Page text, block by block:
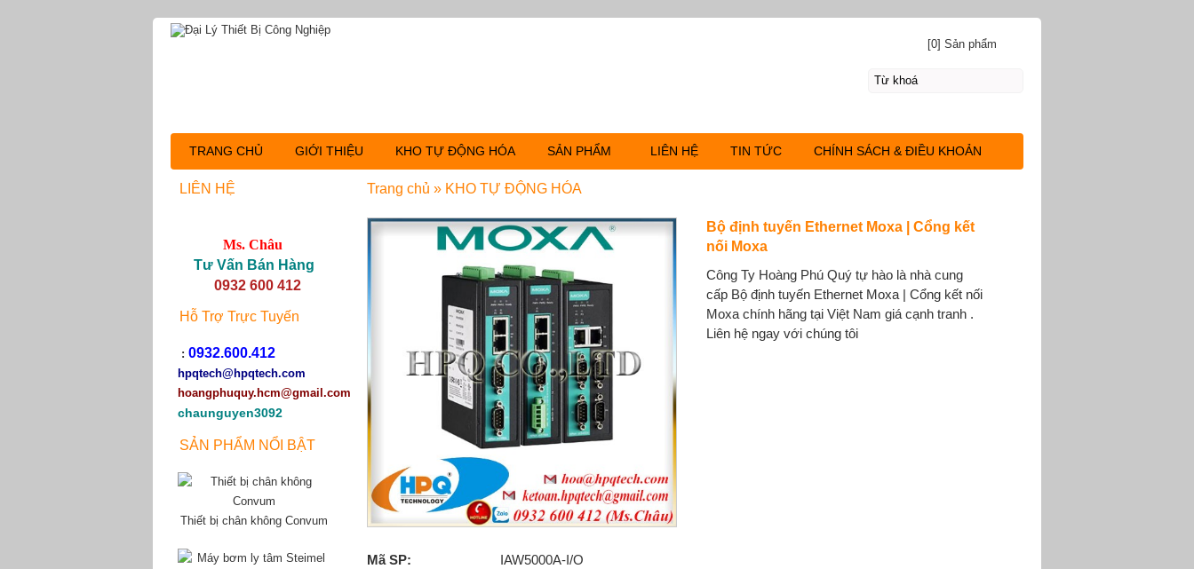
Bộ định tuyến Ethernet Moxa | Cổng kết
nối Moxa
Công Ty Hoàng Phú Quý tự hào là nhà cung
cấp Bộ định tuyến Ethernet Moxa | Cổng kết nối
Moxa chính hãng tại Việt Nam giá cạnh tranh .
Liên hệ ngay với chúng tôi
Mã SP:
IAW5000A-I/O
Trang chủ » KHO TỰ ĐỘNG HÓA
LIÊN HỆ
Ms. Châu
Tư Vấn Bán Hàng
0932 600 412
Hỗ Trợ Trực Tuyến
: 0932.600.412
hpqtech@hpqtech.com
hoangphuquy.hcm@gmail.com
chaunguyen3092
SẢN PHẨM NỔI BẬT
Thiết bị chân không Convum
[0] Sản phẩm
TRANG CHỦ GIỚI THIỆU KHO TỰ ĐỘNG HÓA SẢN PHẨM LIÊN HỆ TIN TỨC CHÍNH SÁCH & ĐIỀU KHOẢN